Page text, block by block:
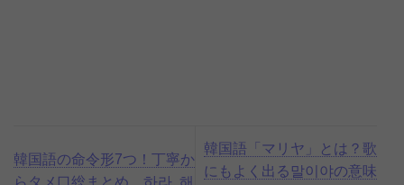
韓国語の命令形7つ！丁寧か
らタメ口総まとめ、하라, 해
韓国語「マリヤ」とは？歌
にもよく出る말이야の意味